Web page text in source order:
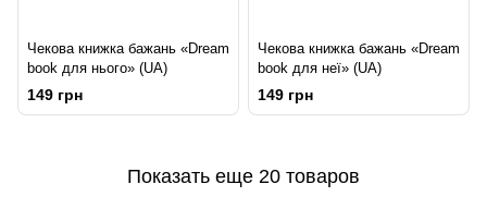
Чекова книжка бажань «Dream
book для нього» (UA)
149 грн
Чекова книжка бажань «Dream
book для неї» (UA)
149 грн
Показать еще 20 товаров